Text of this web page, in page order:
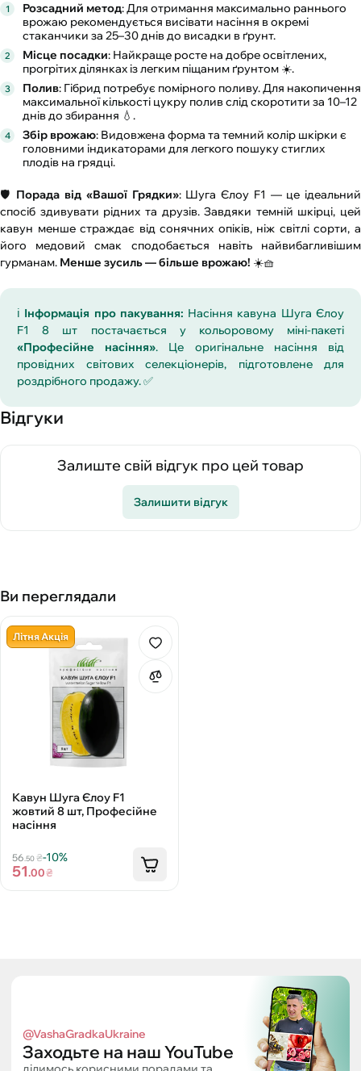
Розсадний метод: Для отримання максимально раннього
врожаю рекомендується висівати насіння в окремі
стаканчики за 25–30 днів до висадки в ґрунт.
Місце посадки: Найкраще росте на добре освітлених,
прогрітих ділянках із легким піщаним ґрунтом ☀️.
Полив: Гібрид потребує помірного поливу. Для накопичення
максимальної кількості цукру полив слід скоротити за 10–12
днів до збирання 💧.
Збір врожаю: Видовжена форма та темний колір шкірки є
головними індикаторами для легкого пошуку стиглих
плодів на грядці.
🛡️ Порада від «Вашої Грядки»: Шуга Єлоу F1 — це ідеальний
спосіб здивувати рідних та друзів. Завдяки темній шкірці, цей
кавун менше страждає від сонячних опіків, ніж світлі сорти, а
його медовий смак сподобається навіть найвибагливішим
гурманам. Менше зусиль — більше врожаю! ☀️🧺
ℹ️ Інформація про пакування: Насіння кавуна Шуга Єлоу
F1 8 шт постачається у кольоровому міні-пакеті
«Професійне насіння». Це оригінальне насіння від
провідних світових селекціонерів, підготовлене для
роздрібного продажу. ✅
Відгуки
Залиште свій відгук про цей товар
Залишити відгук
Ви переглядали
Літня Акція
Кавун Шуга Єлоу F1
жовтий 8 шт, Професійне
насіння
56 .50₴-10%
51.00₴
@VashaGradkaUkraine
Заходьте на наш YouTube